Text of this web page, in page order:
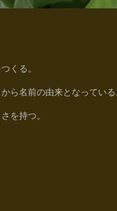
くる。
ら名前の由来となっている
を持つ。